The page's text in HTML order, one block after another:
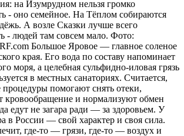
на Изумрудном нельзя громко
- оно семейное. На Тёплом собираются
А возле Сказки лучше всего
- людей там совсем мало. Фото:
Большое Яровое — главное соленое
края. Его вода по составу напоминает
моря, а целебная сульфидно-иловая грязь
в местных санаториях. Считается,
процедуры помогают снять отеки,
кровообращение и нормализуют обмен
едут не загара ради — за здоровьем. У
в России — свой характер и своя сила.
где-то — грязи, где-то — воздух и